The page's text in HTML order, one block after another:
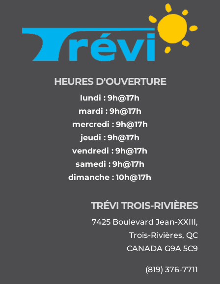
HEURES D'OUVERTURE
lundi : 9h@17h
mardi : 9h@17h
mercredi : 9h@17h
jeudi : 9h@17h
vendredi : 9h@17h
samedi : 9h@17h
dimanche : 10h@17h
TRÉVI TROIS-RIVIÈRES
7425 Boulevard Jean-XXIII,
Trois-Rivières, QC
CANADA G9A 5C9
(819) 376-7711